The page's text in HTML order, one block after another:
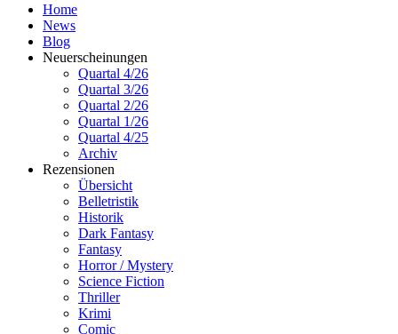
Home
News
Blog
Neuerscheinungen
Quartal 4/26
Quartal 3/26
Quartal 2/26
Quartal 1/26
Quartal 4/25
Archiv
Rezensionen
Übersicht
Belletristik
Historik
Dark Fantasy
Fantasy
Horror / Mystery
Science Fiction
Thriller
Krimi
Comic